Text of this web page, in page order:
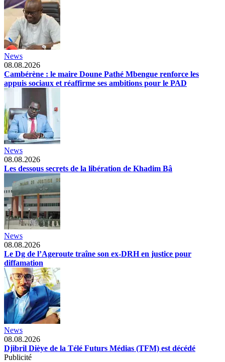
News
08.08.2026
Cambérène : le maire Doune Pathé Mbengue renforce les
appuis sociaux et réaffirme ses ambitions pour le PAD
News
08.08.2026
Les dessous secrets de la libération de Khadim Bâ
News
08.08.2026
Le Dg de l’Ageroute traîne son ex-DRH en justice pour
diffamation
News
08.08.2026
Djibril Dièye de la Télé Futurs Médias (TFM) est décédé
Publicité